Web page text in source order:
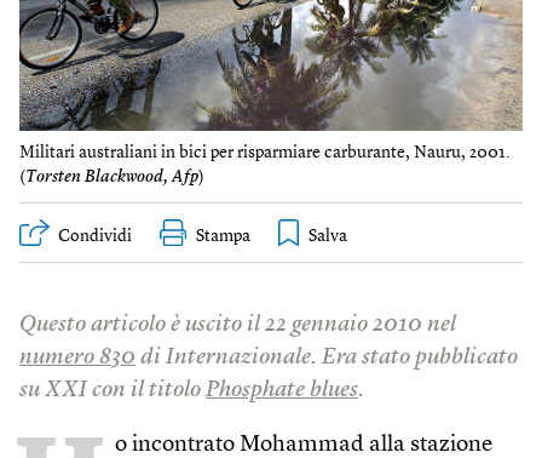
Militari australiani in bici per risparmiare carburante, Nauru, 2001.
(Torsten Blackwood, Afp)
Condividi Stampa
Questo articolo è uscito il 22 gennaio 2010 nel
numero 830 di Internazionale. Era stato pubblicato
su XXI con il titolo Phosphate blues.
o incontrato Mohammad alla stazione